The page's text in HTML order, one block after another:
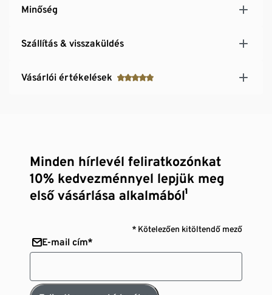
Minőség
Szállítás & visszaküldés
Vásárlói értékelések
Minden hírlevél feliratkozónkat
10% kedvezménnyel lepjük meg
első vásárlása alkalmából¹
* Kötelezően kitöltendő mező
E-mail cím*